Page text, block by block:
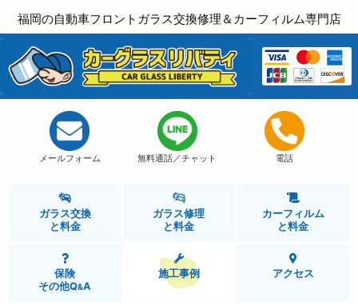
福岡の自動車フロントガラス交換修理＆カーフィルム専門店
メールフォーム 無料通話／チャット 電話
ガラス交換
と料金
ガラス修理
と料金
カーフィルム
と料金
保険
その他Q&A
施工事例 アクセス